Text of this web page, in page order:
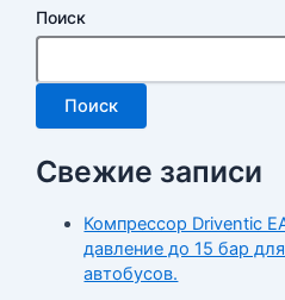
Поиск
Поиск
Свежие записи
Компрессор Driventic
давление до 15 бар
автобусов.